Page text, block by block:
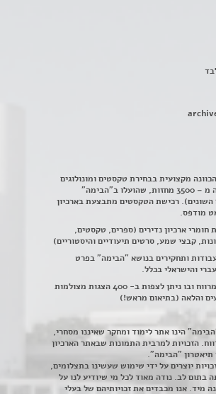
מקצועית בבחירת טקסטים ומונולוגים
(מתוך למעלה מ – 3500 מחזות, שהועלו ב"הבימה"
השונים). רכישת הטקסטים מתבצעת בארכיון
מודפס.
חומרי ארכיון נדירים (ספרים, טקסטים,
קבצי שמע, סרטים תיעודיים והיסטוריים)
ותחקירים בנושא "הבימה" בפרט
והישראלי בכלל.
חדר הצפייה מרווח ובו ניתן לצפות ב- 400 הצגות מצולמות
והלאה (בתיאום מראש!)
הינו אתר לימוד ומחקר שאיננו מסחרי,
הזכויות למרבית התמונות שבאתר הארכיון
תיאטרון "הבימה".
יוצרים על ידי שימוש שעשינו בתצלומים,
בתום לב. נודה מאוד לכל מי שיודיע לנו על
מיד. אנו מכבדים את זכויותיהם של בעלי